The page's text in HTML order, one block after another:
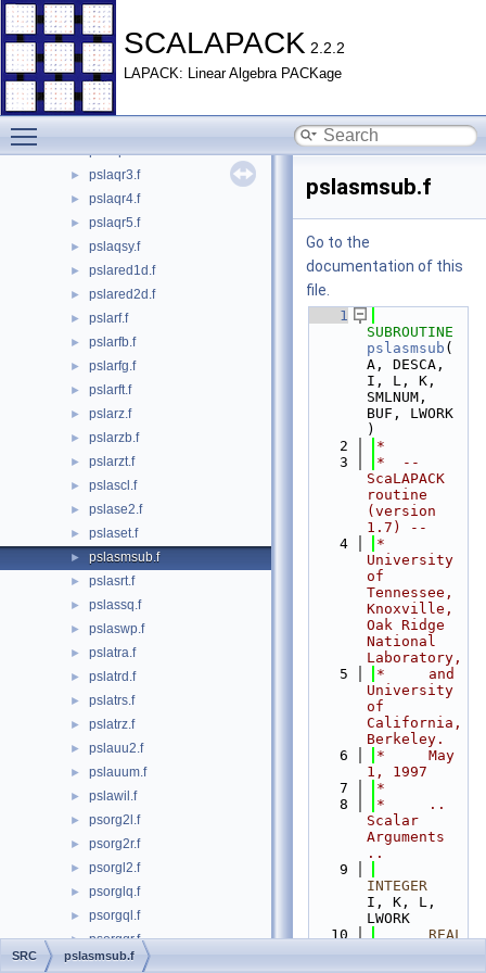
SCALAPACK 2.2.2
LAPACK: Linear Algebra PACKage
► pslantr.f
► pslapiv.f
► pslapv2.f
► pslaqge.f
► pslaqr0.f
► pslaqr2.f
► pslaqr3.f
► pslaqr4.f
► pslaqr5.f
► pslaqsy.f
► pslared1d.f
► pslared2d.f
► pslarf.f
► pslarfb.f
► pslarfg.f
► pslarft.f
► pslarz.f
► pslarzb.f
► pslarzt.f
► pslascl.f
► pslase2.f
► pslaset.f
► pslasmsub.f
► pslasrt.f
► pslassq.f
► pslaswp.f
► pslatra.f
► pslatrd.f
► pslatrs.f
► pslatrz.f
► pslauu2.f
► pslauum.f
► pslawil.f
► psorg2l.f
► psorg2r.f
► psorgl2.f
► psorglq.f
► psorgql.f
► psorgqr.f
► psorgr2.f
pslasmsub.f
Go to the
documentation of this
file.
    1
pslasmsub (
A, DESCA,
I, L, K,
SMLNUM,
BUF, LWORK
)
    2
*
    3
*  --
ScaLAPACK
routine
(version
1.7) --
    4
*
University
of
Tennessee,
Knoxville,
Oak Ridge
National
Laboratory,
    5
*     and
University
of
California,
Berkeley.
    6
*     May
1, 1997
    7
*
    8
*     ..
Scalar
Arguments
..
    9
INTEGER
I, K, L,
LWORK
   10
      REAL
SMLNUM
SRC pslasmsub.f